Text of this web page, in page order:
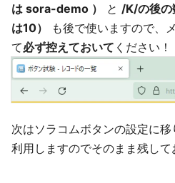
は sora-demo ）
と /K/の後の
は10）
も後で使いますので、
て必ず控えておいて ください！
次はソラコムボタンの設定に
利用しますのでそのまま残して